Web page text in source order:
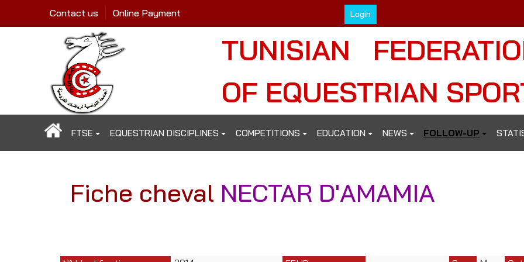
Login
Contact us Online Payment
TUNISIAN
OF EQUESTRIAN
FTSE EQUESTRIAN DISCIPLINES COMPETITIONS EDUCATION NEWS FOLLOW-UP
Fiche cheval NECTAR D'AMAMIA